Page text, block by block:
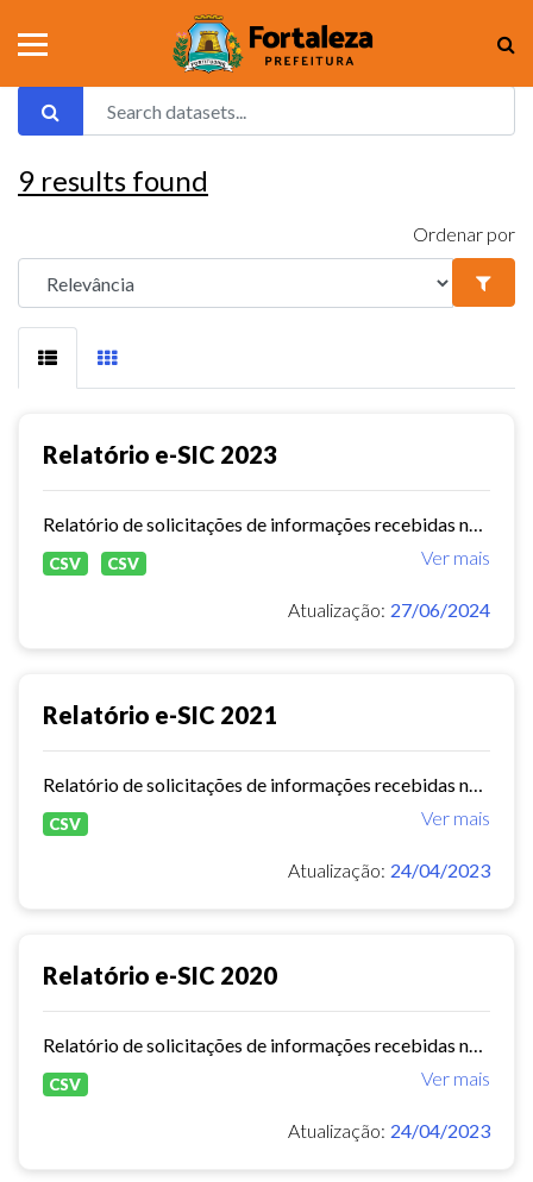
9 results found
Ordenar por
Relatório e-SIC 2023
Ver mais
CSV CSV
Atualização: 27/06/2024
Relatório e-SIC 2021
Ver mais
CSV
Atualização: 24/04/2023
Relatório e-SIC 2020
Ver mais
CSV
Atualização: 24/04/2023